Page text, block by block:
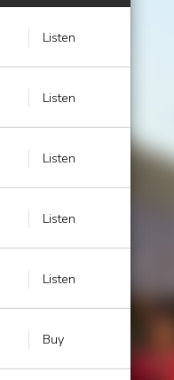
Listen
Listen
Listen
Listen
Listen
Buy